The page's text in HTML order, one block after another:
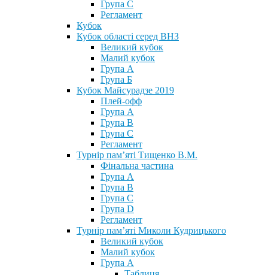
Група С
Регламент
Кубок
Кубок області серед ВНЗ
Великий кубок
Малий кубок
Група А
Група Б
Кубок Майсурадзе 2019
Плей-офф
Група А
Група В
Група С
Регламент
Турнір пам’яті Тищенко В.М.
Фінальна частина
Група А
Група В
Група С
Група D
Регламент
Турнір пам’яті Миколи Кудрицького
Великий кубок
Малий кубок
Група А